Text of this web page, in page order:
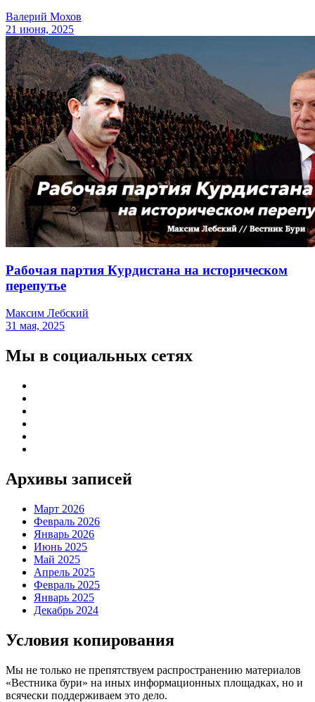
Валерий Мохов
21 июня, 2025
Рабочая партия Курдистана на историческом
перепутье
Максим Лебский
31 мая, 2025
Мы в социальных сетях
Архивы записей
Март 2026
Февраль 2026
Январь 2026
Июнь 2025
Май 2025
Апрель 2025
Февраль 2025
Январь 2025
Декабрь 2024
Условия копирования
Мы не только не препятствуем распространению материалов
«Вестника бури» на иных информационных площадках, но и
всячески поддерживаем это дело.